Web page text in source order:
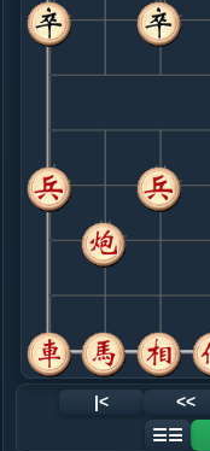
6. 马七进八
.....象７进５
7. 炮二进三
8. 车九平六
.....马４进５
9. 车一进二
.....马５进６
10. 仕六进五
.....马６退８
.....马８退６
12. 仕五进四
|< <<
☰☰